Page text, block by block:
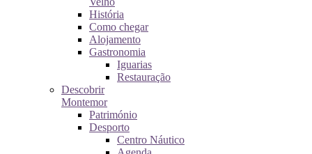
História
Como chegar
Alojamento
Gastronomia
Iguarias
Restauração
Descobrir
Montemor
Património
Desporto
Centro Náutico